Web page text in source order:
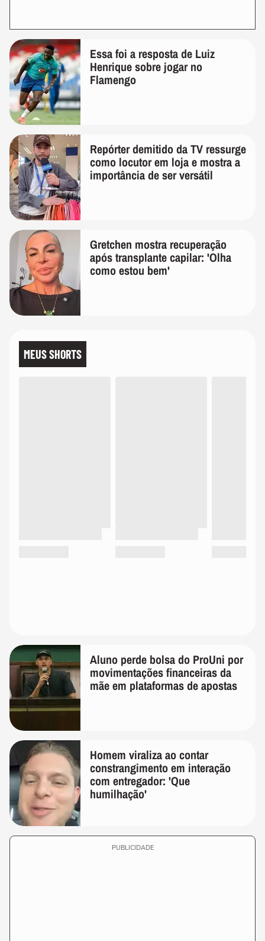
Essa foi a resposta de Luiz
Henrique sobre jogar no
Flamengo
Repórter demitido da TV ressurge
como locutor em loja e mostra a
importância de ser versátil
Gretchen mostra recuperação
após transplante capilar: 'Olha
como estou bem'
MEUS SHORTS
Aluno perde bolsa do ProUni por
movimentações financeiras da
mãe em plataformas de apostas
Homem viraliza ao contar
constrangimento em interação
com entregador: 'Que
humilhação'
PUBLICIDADE